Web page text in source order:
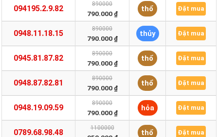
094195.2.9.82 890000
790.000 ₫
thổ Đặt mua
0948.11.18.15 890000
790.000 ₫
thủy Đặt mua
0945.81.87.82 890000
790.000 ₫
thổ Đặt mua
0948.87.82.81 890000
790.000 ₫
thổ Đặt mua
0948.19.09.59 890000
790.000 ₫
hỏa Đặt mua
0789.68.98.48 1100000
thổ Đặt mua